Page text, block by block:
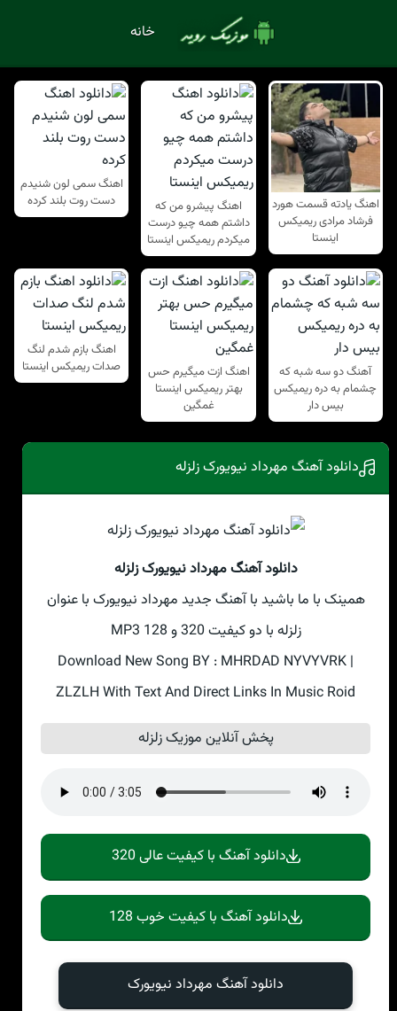
خانه
اهنگ یادته قسمت هورد
فرشاد مرادی ریمیکس
اینستا
اهنگ پیشرو من که
داشتم همه چیو درست
میکردم ریمیکس اینستا
اهنگ سمی لون شنیدم
دست روت بلند کرده
آهنگ دو سه شبه که
چشمام به دره ریمیکس
بیس دار
اهنگ ازت میگیرم حس
بهتر ریمیکس اینستا
غمگین
اهنگ بازم شدم لنگ
صدات ریمیکس اینستا
دانلود آهنگ مهرداد نیویورک زلزله
دانلود آهنگ مهرداد نیویورک زلزله
همینک با ما باشید با آهنگ جدید مهرداد نیویورک با عنوان
زلزله با دو کیفیت 320 و 128 MP3
Download New Song BY : MHRDAD NYVYVRK |
ZLZLH With Text And Direct Links In Music Roid
پخش آنلاین موزیک زلزله
دانلود آهنگ با کیفیت عالی 320
دانلود آهنگ با کیفیت خوب 128
دانلود آهنگ مهرداد نیویورک